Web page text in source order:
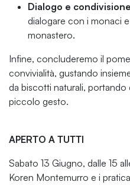
Dialogo e
dialogare con i monaci
monastero.
Infine, concluderemo il
convivialità, gustando
da biscotti naturali,
piccolo gesto.
APERTO A TUTTI
Sabato 13 Giugno, dalle 15
Koren Montemurro e i